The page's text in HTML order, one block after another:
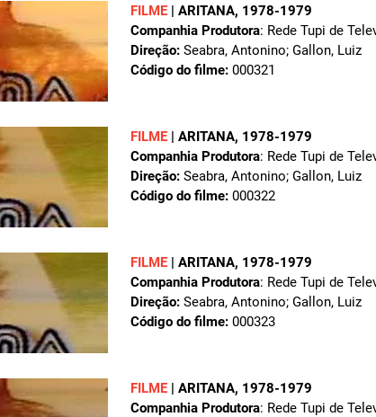
FILME | ARITANA, 1978-1979
Companhia Produtora: Rede Tupi de
Direção: Seabra, Antonino; Gallon, Luiz
Código do filme: 000321
FILME | ARITANA, 1978-1979
Companhia Produtora: Rede Tupi de
Direção: Seabra, Antonino; Gallon, Luiz
Código do filme: 000322
FILME | ARITANA, 1978-1979
Companhia Produtora: Rede Tupi de
Direção: Seabra, Antonino; Gallon, Luiz
Código do filme: 000323
FILME | ARITANA, 1978-1979
Companhia Produtora: Rede Tupi de